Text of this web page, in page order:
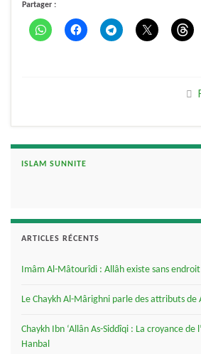
Partager :
ISLAM SUNNITE
ARTICLES RÉCENTS
Imâm Al-Mâtourîdi : Allâh existe sans endroit
Le Chaykh Al-Mârighni parle des attributs de
Chaykh Ibn ‘Allân As-Siddîqi : La croyance de
Hanbal